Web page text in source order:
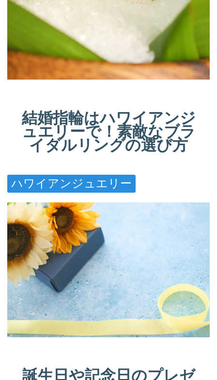
結婚指輪はハワイアンジ
ュエリーで！素敵なブラ
イダルリングの選び方
ハワイアンジュエリー
誕生日や記念日のプレゼ